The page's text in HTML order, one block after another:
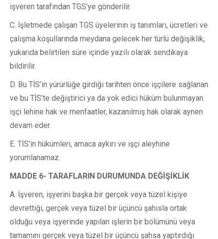
işveren tarafından TGS’ye gönderilir.
C. İşletmede çalışan TGS üyelerinin iş tanımları, ücretleri ve
çalışma koşullarında meydana gelecek her türlü değişiklik,
yukarıda belirtilen süre içinde yazılı olarak sendikaya
bildirilir.
D. Bu TİS’in yürürlüğe girdiği tarihten önce işçilere sağlanan
ve bu TİS’te değiştirici ya da yok edici hüküm bulunmayan
işçi lehine hak ve menfaatler, kazanılmış hak olarak aynen
devam eder.
E. TİS’in hükümleri, amaca aykırı ve işçi aleyhine
yorumlanamaz.
MADDE 6- TARAFLARIN DURUMUNDA DEĞİŞİKLİK
A. İşveren, işyerini başka bir gerçek veya tüzel kişiye
devrettiği, gerçek veya tüzel bir üçüncü şahısla ortak
olduğu veya işyerinde yapılan işlerin bir bölümünü veya
tamamını gerçek veya tüzel bir üçüncü şahsa yaptırdığı